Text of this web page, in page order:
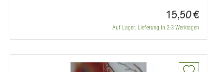
15,50 €
Auf Lager. Lieferung in 2-3 Werktagen